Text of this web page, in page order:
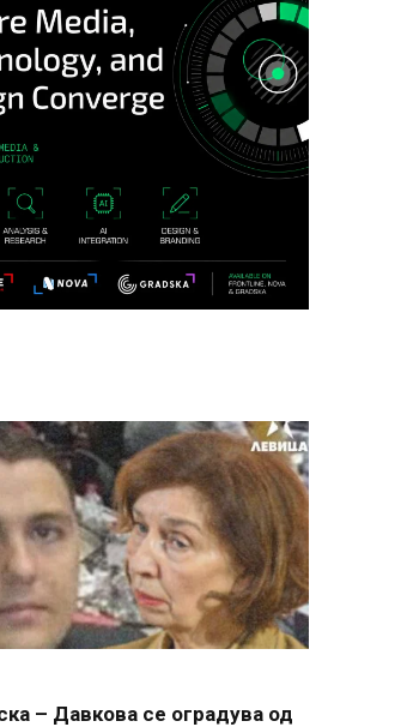
– Давкова се оградува од